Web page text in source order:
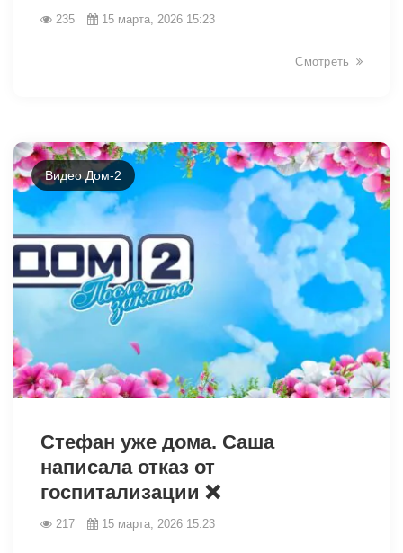
235 15 марта, 2026 15:23
Смотреть
Видео Дом-2
Стефан уже дома. Саша
написала отказ от
госпитализации ❌️
217 15 марта, 2026 15:23